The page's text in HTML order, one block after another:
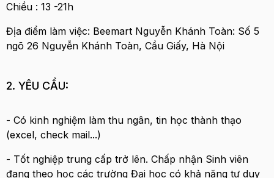
Chiều : 13 -21h
Địa điểm làm việc: Beemart Nguyễn Khánh Toàn: Số 5
ngõ 26 Nguyễn Khánh Toàn, Cầu Giấy, Hà Nội
2. YÊU CẦU:
- Có kinh nghiệm làm thu ngân, tin học thành thạo
(excel, check mail...)
- Tốt nghiệp trung cấp trở lên. Chấp nhận Sinh viên
đang theo học các trường Đại học có khả năng tư duy